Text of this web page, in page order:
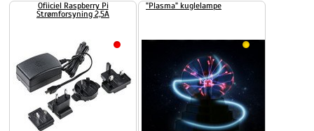
Ofiiciel Raspberry Pi
Strømforsyning 2,5A
"Plasma" kuglelampe